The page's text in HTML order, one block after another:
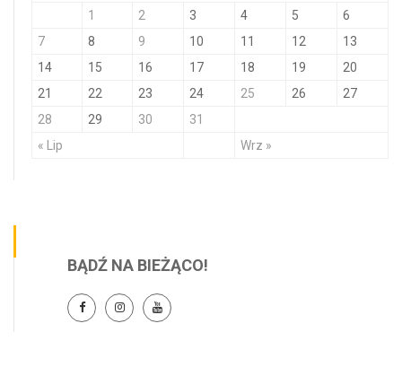
« Lip Wrz »
1 2 3 4 5
6
7
8 9 10 11 12
13
14
15 16 17 18 19
20
21
22 23 24 25 26
27
28
29 30 31
BĄDŹ NA BIEŻĄCO!